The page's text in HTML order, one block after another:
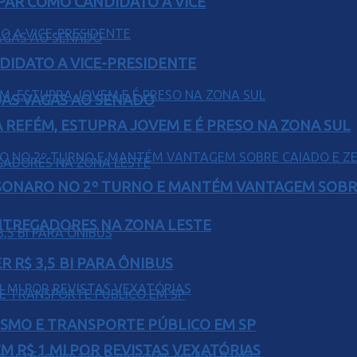
VAGAS AO SENADO
NA ZONA LESTE
R$ 1 MI POR REVISTAS VEXATÓRIAS
A VICE-PRESIDENTE
ESTUPRA JOVEM E É PRESO NA ZONA SUL
NO 2º TURNO E MANTÉM VANTAGEM
R$ 3,5 BI PARA ÔNIBUS
E TRANSPORTE PÚBLICO EM SP